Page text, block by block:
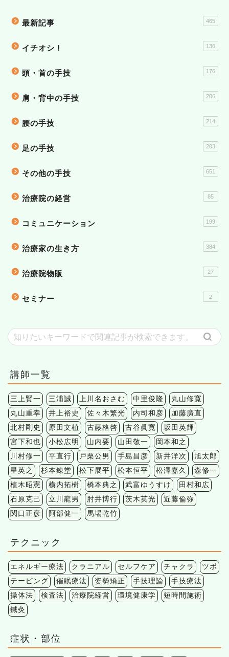
最新記事 465
イチオシ！ 136
頭・首の手技 176
肩・背中の手技 206
腰の手技 214
足の手技 203
その他の手技 651
治療院の経営 85
コミュニケーション 199
治療家の生き方 384
治療院物販 27
セミナー 2
講師一覧
三上賢一 三浦誠 上川名おさむ 中里俊隆
丸山修寛
丸山重幸
井上裕史 佐々木繁光 内司和彦
加藤廣直
北村剛史
原田文植 古藤格啓 古谷眞寛
坂田英輝
宮下和也
小松広明 山内要 山田敬一
岡本和之
川村修一
平直行 戸栗公男 手島昌彦 新井洋次
旭太郎
星英之
杉本錬堂 松下展平 松本恒平 松澤嘉久
森修一
植木昭憲
横内拓樹 橋本典之 武富ゆうすけ
田村和広
石原克己
立川龍男 肘井博行 茨木英光
近藤倫弥
関口正彦
阿部健一 馬場乾竹
テクニック
エネルギー療法 クラニアル セルフケア チャクラ
ツボ
テーピング
催眠療法 姿勢矯正 手技理論
手技療法
操体法
検査法 治療院経営 環境健康学
短時間施術
鍼灸
症状・部位